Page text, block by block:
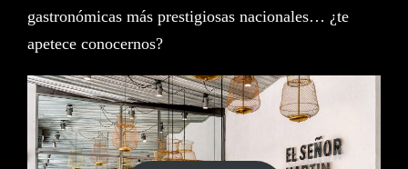
gastronómicas más prestigiosas nacionales… ¿te
apetece conocernos?